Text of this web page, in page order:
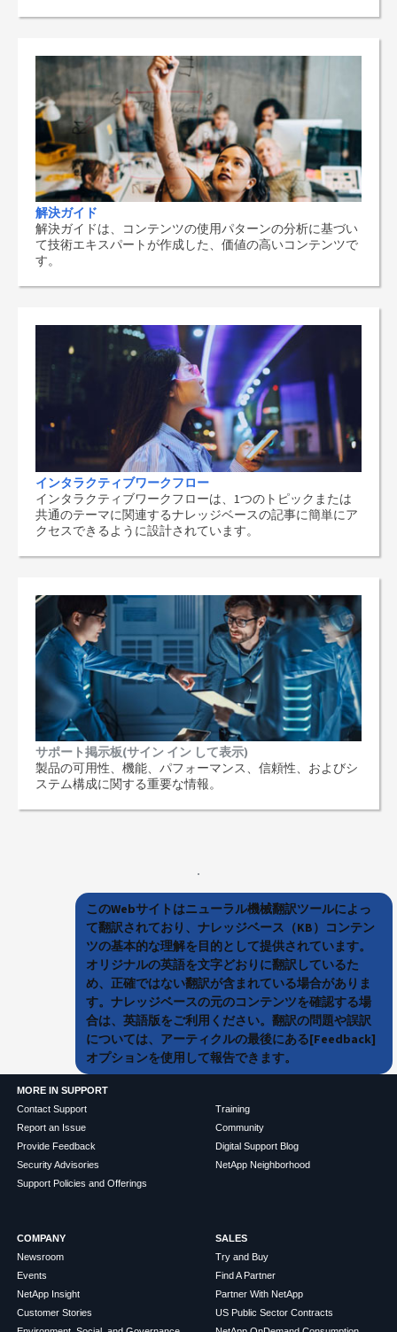
解決ガイド
解決ガイドは、コンテンツの使用パターンの分析に基づい
て技術エキスパートが作成した、価値の高いコンテンツで
す。
インタラクティブワークフロー
インタラクティブワークフローは、1つのトピックまたは
共通のテーマに関連するナレッジベースの記事に簡単にア
クセスできるように設計されています。
サポート掲示板(サイン イン して表示)
製品の可用性、機能、パフォーマンス、信頼性、およびシ
ステム構成に関する重要な情報。
このWebサイトはニューラル機械翻訳ツールによっ
て翻訳されており、ナレッジベース（KB）コンテン
ツの基本的な理解を目的として提供されています。
オリジナルの英語を文字どおりに翻訳しているた
め、正確ではない翻訳が含まれている場合がありま
す。ナレッジベースの元のコンテンツを確認する場
合は、英語版をご利用ください。翻訳の問題や誤訳
については、アーティクルの最後にある[Feedback]
オプションを使用して報告できます。
MORE IN SUPPORT
Contact Support
Report an Issue
Provide Feedback
Security Advisories
Support Policies and Offerings
Training
Community
Digital Support Blog
NetApp Neighborhood
COMPANY
Newsroom
Events
NetApp Insight
Customer Stories
SALES
Try and Buy
Find A Partner
Partner With NetApp
US Public Sector Contracts